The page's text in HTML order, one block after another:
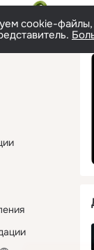
cookie-файлы,